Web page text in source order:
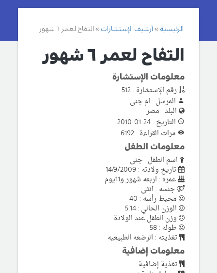
الرئيسية أرشيف الإستشارات التفاح لعمر ٦ شهور
التفاح لعمر ٦ شهور
معلومات الإستشارة
رقم الإستشارة : 512
المرسل : ام جنى
البلد : مصر
التاريخ : 24-01-2010
مرات القراءة : 6192
معلومات الطفل
اسم الطفل : جنى
تاريخ ولادته : 14/9/2009
عمره : اربعه شهور و11يوم
جنسه : انثى
محيط رأسه : 40
الوزن الحالي : 5.14
وزن الطفل عند الولادة :
طوله : 58
تغذيته : الرضعه الطبيعيه
معلومات إضافية
تغذية إضافية :